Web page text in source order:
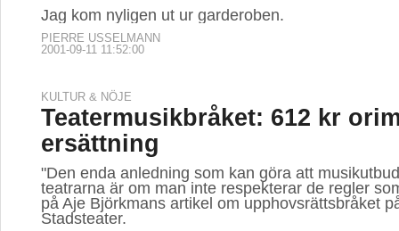
Jag kom nyligen ut ur garderoben.
PIERRE USSELMANN
2001-09-11 11:52:00
KULTUR & NÖJE
Teatermusikbråket: 612 kr
ersättning
"Den enda anledning som kan göra att
teatrarna är om man inte respekterar de regler
på Aje Björkmans artikel om upphovsrättsbråket
Stadsteater.